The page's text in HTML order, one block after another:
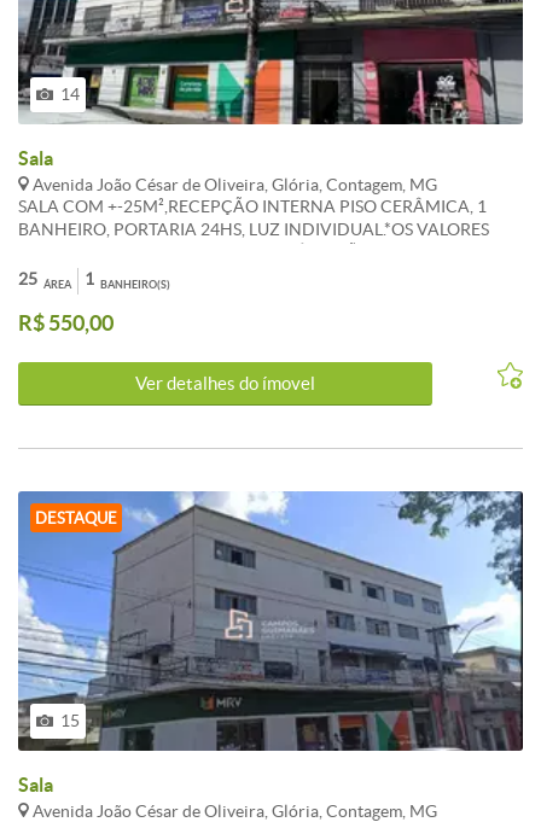
14
Sala
Avenida João César de Oliveira, Glória, Contagem, MG
SALA COM +-25M²,RECEPÇÃO INTERNA PISO CERÂMICA, 1
BANHEIRO, PORTARIA 24HS, LUZ INDIVIDUAL.*OS VALORES
PODEM SOFRER ALTERAÇÕES. WHATSAPP: (31) 98386-8716.
ÁREA
25 BANHEIRO(S)
1
R$ 550,00
Ver detalhes do ímovel
DESTAQUE
15
Sala
Avenida João César de Oliveira, Glória, Contagem, MG